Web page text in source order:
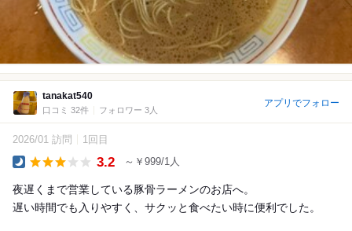
tanakat540
口コミ 32件 フォロワー 3人
アプリでフォロー
2026/01 訪問 1回目
3.2 ～￥999/1人
夜遅くまで営業している豚骨ラーメンのお店へ。
遅い時間でも入りやすく、サクッと食べたい時に便利でした。